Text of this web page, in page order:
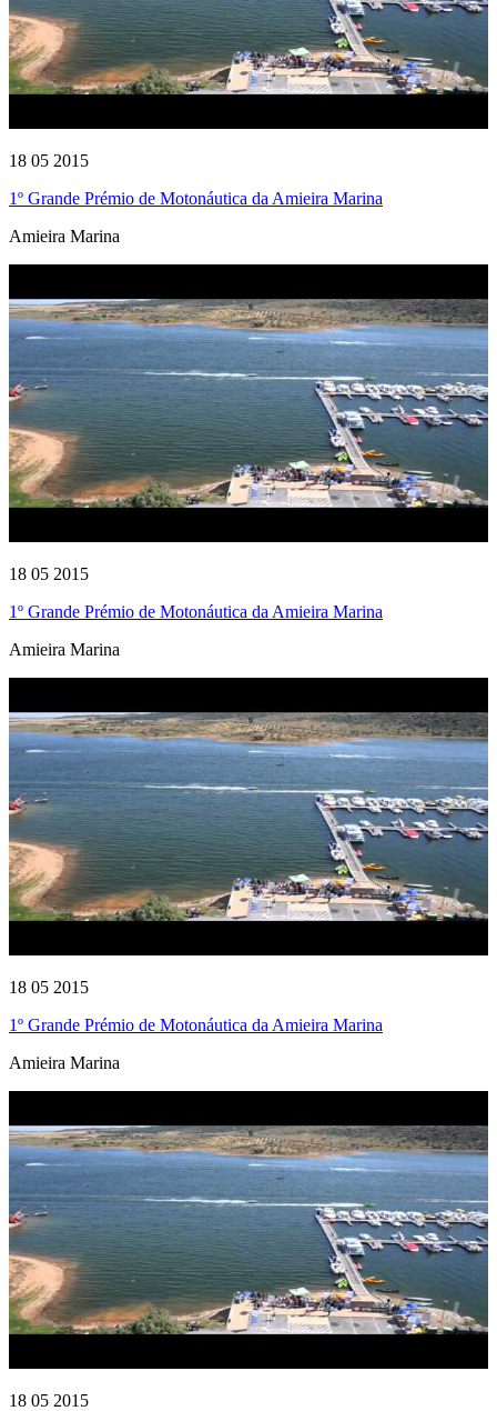
18 05 2015
1º Grande Prémio de Motonáutica da Amieira Marina
Amieira Marina
18 05 2015
1º Grande Prémio de Motonáutica da Amieira Marina
Amieira Marina
18 05 2015
1º Grande Prémio de Motonáutica da Amieira Marina
Amieira Marina
18 05 2015